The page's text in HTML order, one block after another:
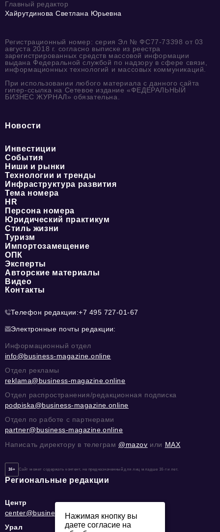
Главный редактор
Хайрутдинова Светлана Юрьевна
Регистрационный номер: серия Эл № ФС77-73398 от 03
августа 2018 г. согласно выписке из реестра
зарегистрированных средств массовой информации
выдана Федеральной службой по надзору в сфере связи,
информационных технологий и массовых коммуникаций.
При использовании любого материала с данного сайта
гипер-ссылка на Сетевое издание «ФЕДЕРАЛЬНЫЙ
БИЗНЕС ЖУРНАЛ» обязательна.
Новости
Инвестиции
События
Ниши и рынки
Технологии и тренды
Инфраструктура развития
Тема номера
HR
Персона номера
Юридический практикум
Стиль жизни
Туризм
Импортозамещение
ОПК
Эксперты
Авторские материалы
Видео
Контакты
Телефон редакции:+7 495 727-01-67
Электронные почты редакции:
Информационный отдел
info@business-magazine.online
Отдел рекламы
reklama@business-magazine.online
Отдел распространения/редакционная подписка
podpiska@business-magazine.online
Отдел по работе с партнерами
partner@business-magazine.online
Написать директору в телеграм @mazov или MAX
16+ Сайт может содержать контент, не предназначенный для лиц младше 16-ти лет.
Региональные редакции
Центр
center@business-magazine.online
Урал
Нажимая кнопку вы
даете согласие на